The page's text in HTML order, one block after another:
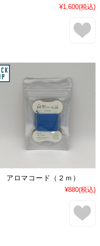
¥1,600(税込)
アロマコード（２ｍ）
¥880(税込)